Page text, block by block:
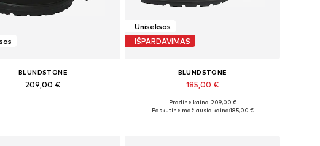
BLUNDSTONE
209,00 €
Uniseksas
IŠPARDAVIMAS
BLUNDSTONE
185,00 €
Yra daugybė dydžių
Pradinė kaina: 209,00 €
Paskutinė mažiausia kaina:185,00 €